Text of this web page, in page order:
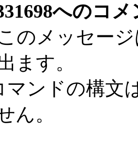
へのコメ
のメッセー
ます。
マンドの構文
ん。